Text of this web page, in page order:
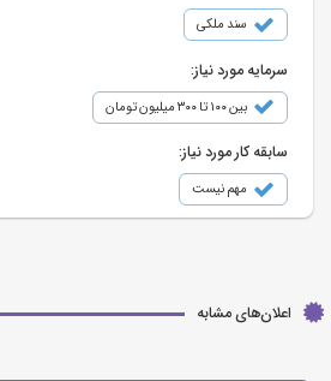
سند ملکی
سرمایه مورد نیاز:
بین ۱۰۰ تا ۳۰۰ میلیون تومان
سابقه کار مورد نیاز:
مهم نیست
اعلان‌های مشابه